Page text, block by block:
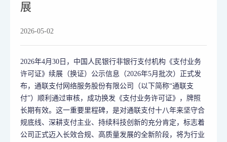
展
2026-05-02
2026年4月30日，中国人民银行非银行支付机构《支付业务
许可证》续展（换证）公示信息（2026年5月批次）正式发
布，通联支付网络服务股份有限公司（以下简称“通联支
付”）顺利通过审核，成功换发《支付业务许可证》，牌照
长期有效。这一重要里程碑，是对通联支付十八年来坚守合
规底线、深耕支付主业、持续科技创新的充分肯定，标志着
公司正式迈入长效合规、高质量发展的全新阶段，将为行业